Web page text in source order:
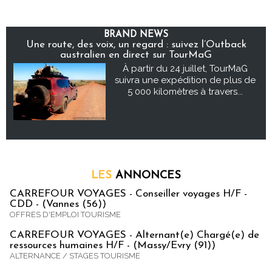
BRAND NEWS
Une route, des voix, un regard : suivez l’Outback
australien en direct sur TourMaG
À partir du 24 juillet, TourMaG
suivra une expédition de plus de
5 000 kilomètres à travers...
LES ANNONCES
CARREFOUR VOYAGES - Conseiller voyages H/F -
CDD - (Vannes (56))
OFFRES D'EMPLOI TOURISME
CARREFOUR VOYAGES - Alternant(e) Chargé(e) de
ressources humaines H/F - (Massy/Evry (91))
ALTERNANCE / STAGES TOURISME